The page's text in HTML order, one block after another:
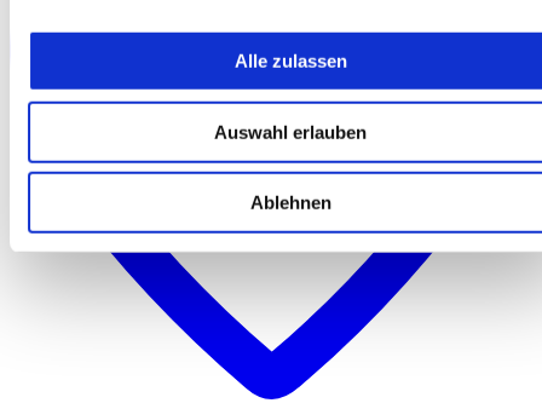
Alle zulassen
Auswahl erlauben
Ablehnen